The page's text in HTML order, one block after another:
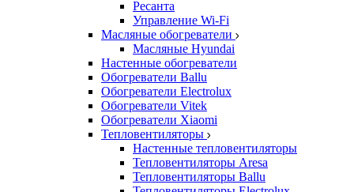
Ресанта
Управление Wi-Fi
Масляные обогреватели
Масляные Hyundai
Настенные обогреватели
Обогреватели Ballu
Обогреватели Electrolux
Обогреватели Vitek
Обогреватели Xiaomi
Тепловентиляторы
Настенные тепловентиляторы
Тепловентиляторы Aresa
Тепловентиляторы Ballu